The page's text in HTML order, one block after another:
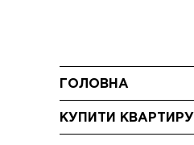
ГОЛОВНА
КУПИТИ КВАРТИРУ